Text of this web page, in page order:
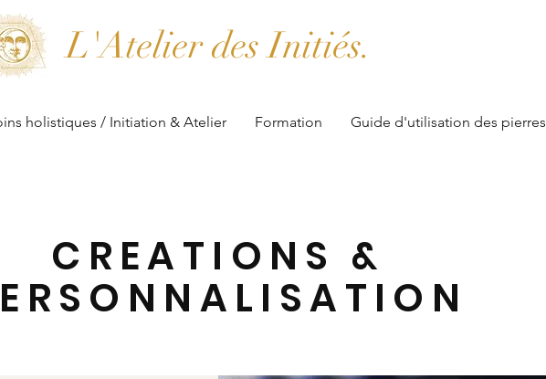
L'Atelier des Initiés.
holistiques / Initiation & Atelier Formation Guide d'utilisation des pierres
CREATIONS &